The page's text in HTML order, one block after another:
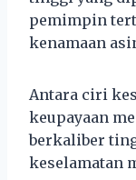
pemimpin
kenamaan
Antara ciri
keupayaan
berkaliber
keselamatan